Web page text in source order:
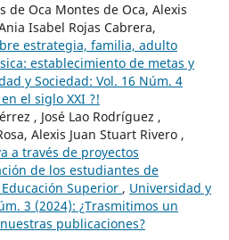
de Oca Montes de Oca, Alexis
Isabel Rojas Cabrera,
estrategia, familia, adulto
establecimiento de metas y
y Sociedad: Vol. 16 Núm. 4
el siglo XXI ?!
, José Lao Rodríguez ,
Alexis Juan Stuart Rivero ,
a través de proyectos
de los estudiantes de
Superior , Universidad y
3 (2024): ¿Trasmitimos un
publicaciones?